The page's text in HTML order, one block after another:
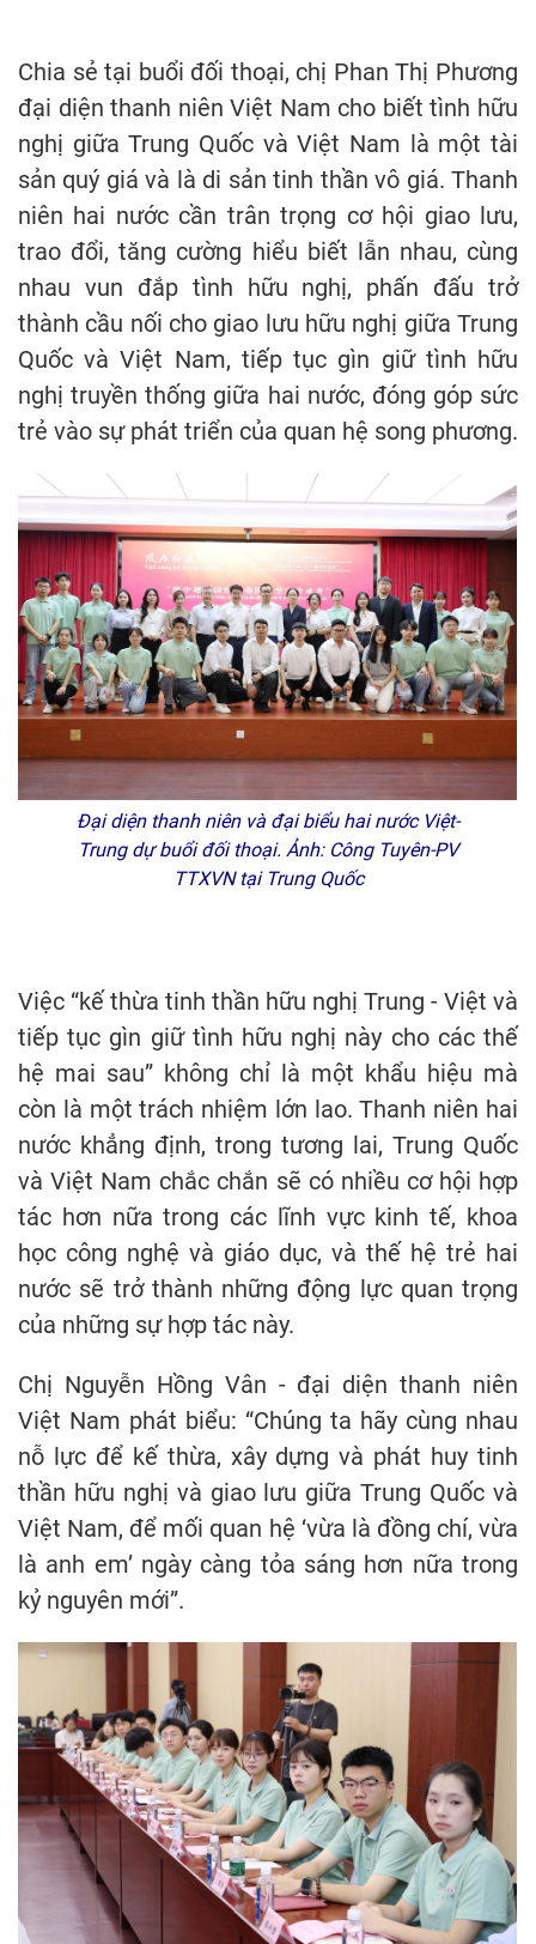
Chia sẻ tại buổi đối thoại, chị Phan Thị Phương
đại diện thanh niên Việt Nam cho biết tình hữu
nghị giữa Trung Quốc và Việt Nam là một tài
sản quý giá và là di sản tinh thần vô giá. Thanh
niên hai nước cần trân trọng cơ hội giao lưu,
trao đổi, tăng cường hiểu biết lẫn nhau, cùng
nhau vun đắp tình hữu nghị, phấn đấu trở
thành cầu nối cho giao lưu hữu nghị giữa Trung
Quốc và Việt Nam, tiếp tục gìn giữ tình hữu
nghị truyền thống giữa hai nước, đóng góp sức
trẻ vào sự phát triển của quan hệ song phương.
Đại diện thanh niên và đại biểu hai nước Việt-
Trung dự buổi đối thoại. Ảnh: Công Tuyên-PV
TTXVN tại Trung Quốc
Việc “kế thừa tinh thần hữu nghị Trung - Việt và
tiếp tục gìn giữ tình hữu nghị này cho các thế
hệ mai sau” không chỉ là một khẩu hiệu mà
còn là một trách nhiệm lớn lao. Thanh niên hai
nước khẳng định, trong tương lai, Trung Quốc
và Việt Nam chắc chắn sẽ có nhiều cơ hội hợp
tác hơn nữa trong các lĩnh vực kinh tế, khoa
học công nghệ và giáo dục, và thế hệ trẻ hai
nước sẽ trở thành những động lực quan trọng
của những sự hợp tác này.
Chị Nguyễn Hồng Vân - đại diện thanh niên
Việt Nam phát biểu: “Chúng ta hãy cùng nhau
nỗ lực để kế thừa, xây dựng và phát huy tinh
thần hữu nghị và giao lưu giữa Trung Quốc và
Việt Nam, để mối quan hệ ‘vừa là đồng chí, vừa
là anh em’ ngày càng tỏa sáng hơn nữa trong
kỷ nguyên mới”.